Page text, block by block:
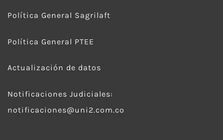
Política General Sagrilaft
Política General PTEE
Actualización de datos
Notificaciones Judiciales:
notificaciones@uni2.com.co